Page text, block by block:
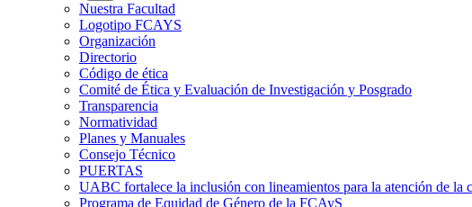
Nuestra Facultad
Logotipo FCAYS
Organización
Directorio
Código de ética
Comité de Ética y Evaluación de Investigación y Posgrado
Transparencia
Normatividad
Planes y Manuales
Consejo Técnico
PUERTAS
UABC fortalece la inclusión con lineamientos para la atención de
Programa de Equidad de Género de la FCAyS